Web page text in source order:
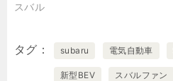
スバル
タグ subaru 電気自動車
新型BEV スバルファン